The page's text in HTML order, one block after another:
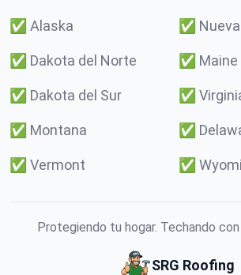
✅ Alaska ✅
✅ Dakota del Norte ✅ Maine
✅ Dakota del Sur ✅
✅ Montana ✅
✅ Vermont ✅
Protegiendo tu hogar. Techando
SRG Roofing